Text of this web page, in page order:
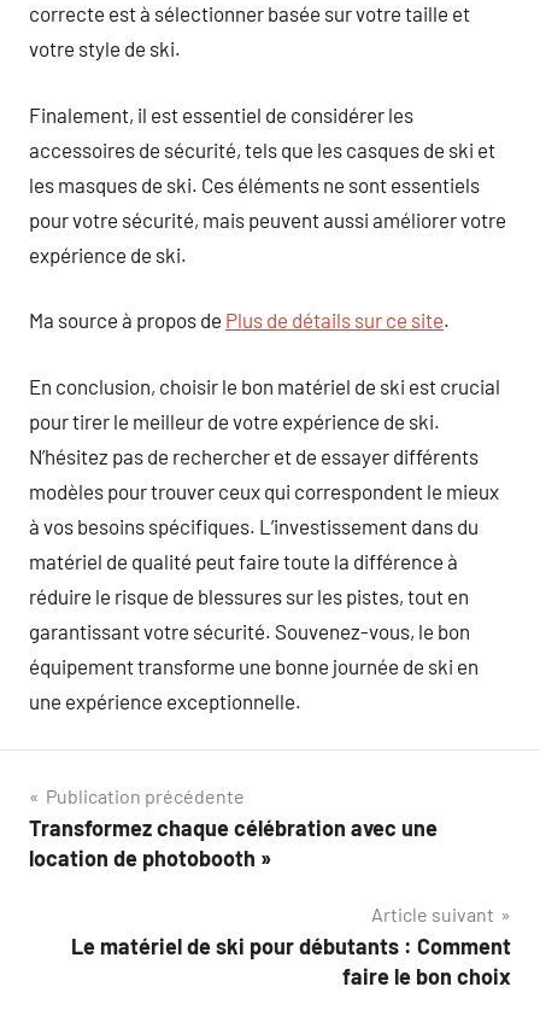
correcte est à sélectionner basée sur votre taille et
votre style de ski.
Finalement, il est essentiel de considérer les
accessoires de sécurité, tels que les casques de ski et
les masques de ski. Ces éléments ne sont essentiels
pour votre sécurité, mais peuvent aussi améliorer votre
expérience de ski.
Ma source à propos de Plus de détails sur ce site.
En conclusion, choisir le bon matériel de ski est crucial
pour tirer le meilleur de votre expérience de ski.
N’hésitez pas de rechercher et de essayer différents
modèles pour trouver ceux qui correspondent le mieux
à vos besoins spécifiques. L’investissement dans du
matériel de qualité peut faire toute la différence à
réduire le risque de blessures sur les pistes, tout en
garantissant votre sécurité. Souvenez-vous, le bon
équipement transforme une bonne journée de ski en
une expérience exceptionnelle.
Navigation
de
Publication précédente
Transformez chaque célébration avec une
location de photobooth »
Article suivant
Le matériel de ski pour débutants : Comment
faire le bon choix